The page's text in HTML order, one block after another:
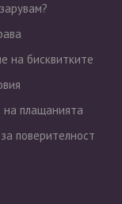
на бисквитките
на плащанията
поверителност